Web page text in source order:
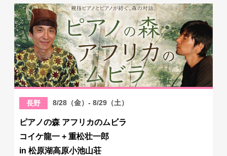
長野 8/28（金）- 8/29（土）
ピアノの森 アフリカのムビラ
コイケ龍一 + 重松壮一郎
in 松原湖高原小池山荘